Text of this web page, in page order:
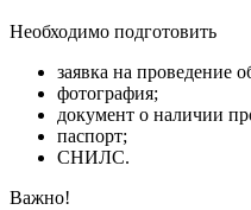
Необходимо подготовить
заявка на проведение
фотография;
документ о наличии
паспорт;
СНИЛС.
Важно!